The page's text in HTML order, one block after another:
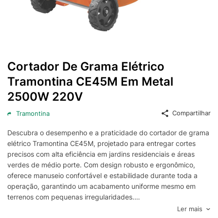
Cortador De Grama Elétrico
Tramontina CE45M Em Metal
2500W 220V
Tramontina Compartilhar
Descubra o desempenho e a praticidade do cortador de grama
elétrico Tramontina CE45M, projetado para entregar cortes
precisos com alta eficiência em jardins residenciais e áreas
verdes de médio porte. Com design robusto e ergonômico,
oferece manuseio confortável e estabilidade durante toda a
operação, garantindo um acabamento uniforme mesmo em
terrenos com pequenas irregularidades.
O sistema de 4 níveis de corte permite ajustar facilmente a
Ler mais